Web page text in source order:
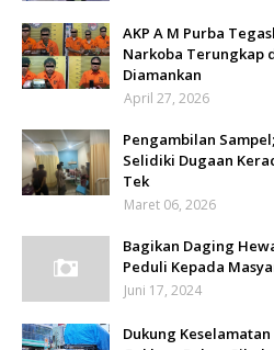
AKP A M Purba
Narkoba Terungkap
Diamankan
April 27, 2026
Pengambilan
Selidiki Dugaan
Tek
Maret 06, 2026
Bagikan Daging
Peduli Kepada
Juni 17, 2024
Dukung